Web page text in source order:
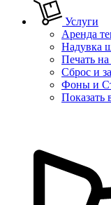
Услуги
Аренда
Надувка
Печать
Сброс и
Фоны и
Показать